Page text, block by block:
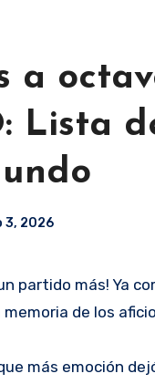
a
Lista
3, 2026
de los
más emoción